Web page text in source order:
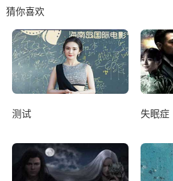
猜你喜欢
测试 失眠症